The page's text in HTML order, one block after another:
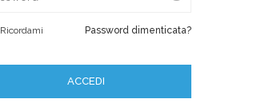
Password dimenticata?
Ricordami